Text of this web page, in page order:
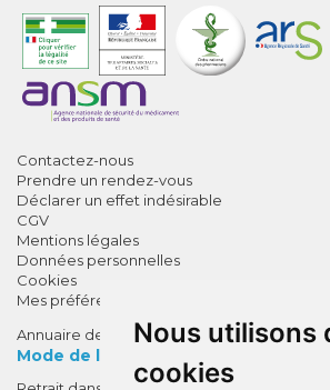
Nous utilisons
cookies
Contactez-nous
Prendre un rendez-vous
Déclarer un effet indésirable
CGV
Mentions légales
Données personnelles
Cookies
Mes préférences Cookies
Annuaire des pharmacies
Mode de livraison